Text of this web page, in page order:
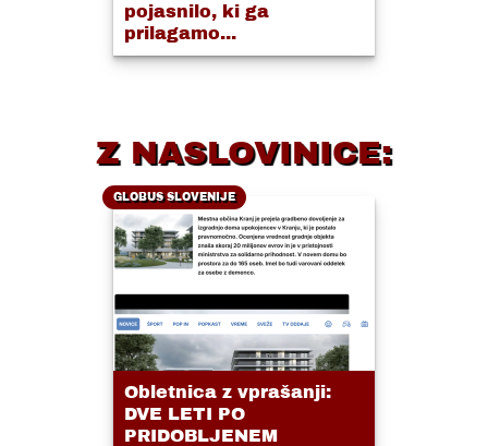
pojasnilo, ki ga
prilagamo...
Z NASLOVINICE:
GLOBUS SLOVENIJE
Obletnica z vprašanji:
DVE LETI PO
PRIDOBLJENEM